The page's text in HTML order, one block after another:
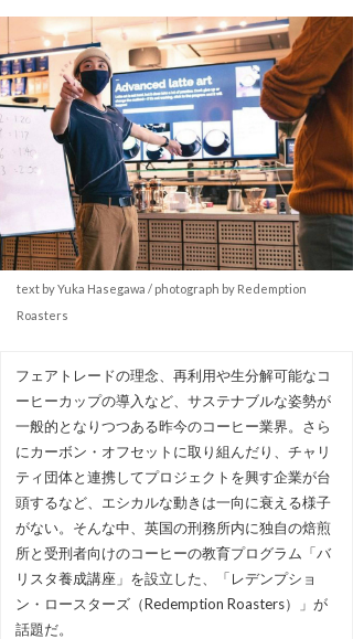
text by Yuka Hasegawa / photograph by Redemption
Roasters
フェアトレードの理念、再利用や生分解可能なコ
ーヒーカップの導入など、サステナブルな姿勢が
一般的となりつつある昨今のコーヒー業界。さら
にカーボン・オフセットに取り組んだり、チャリ
ティ団体と連携してプロジェクトを興す企業が台
頭するなど、エシカルな動きは一向に衰える様子
がない。そんな中、英国の刑務所内に独自の焙煎
所と受刑者向けのコーヒーの教育プログラム「バ
リスタ養成講座」を設立した、「レデンプショ
ン・ロースターズ（Redemption Roasters）」が
話題だ。